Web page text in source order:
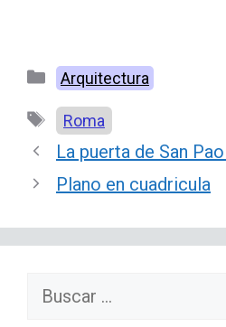
Categorías
Arquitectura
Etiquetas
Roma
La puerta de San
Plano en cuadricula
Buscar: